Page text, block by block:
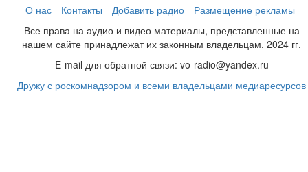
О нас
Контакты Добавить радио
Размещение рекламы
Все права на аудио и видео материалы, представленные на
нашем сайте принадлежат их законным владельцам. 2024 гг.
E-mail для обратной связи: vo-radio@yandex.ru
Дружу с роскомнадзором и всеми владельцами медиаресурсов